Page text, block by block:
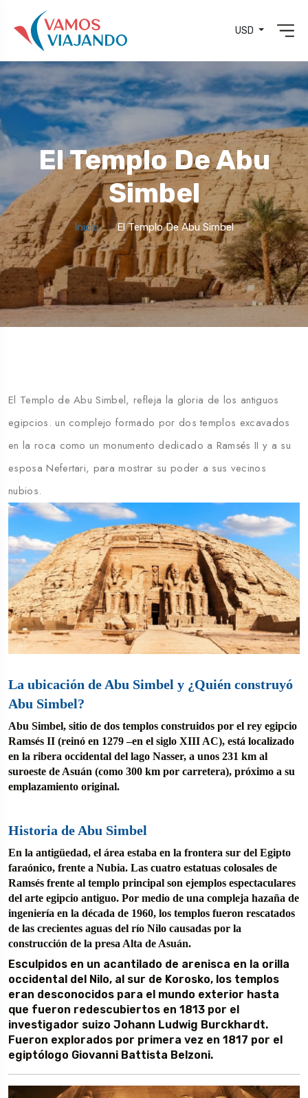
USD
El Templo De Abu
Simbel
Inicio El Templo De Abu Simbel
El Templo de Abu Simbel, refleja la gloria de los antiguos
egipcios. un complejo formado por dos templos excavados
en la roca como un monumento dedicado a Ramsés II y a su
esposa Nefertari, para mostrar su poder a sus vecinos
nubios.
La ubicación de Abu Simbel y ¿Quién construyó
Abu Simbel?
Abu Simbel, sitio de dos templos construidos por el rey egipcio
Ramsés II (reinó en 1279 –en el siglo XIII AC), está localizado
en la ribera occidental del lago Nasser, a unos 231 km al
suroeste de Asuán (como 300 km por carretera), próximo a su
emplazamiento original.
Historia de Abu Simbel
En la antigüedad, el área estaba en la frontera sur del Egipto
faraónico, frente a Nubia. Las cuatro estatuas colosales de
Ramsés frente al templo principal son ejemplos espectaculares
del arte egipcio antiguo. Por medio de una compleja hazaña de
ingeniería en la década de 1960, los templos fueron rescatados
de las crecientes aguas del río Nilo causadas por la
construcción de la presa Alta de Asuán.
Esculpidos en un acantilado de arenisca en la orilla
occidental del Nilo, al sur de Korosko, los templos
eran desconocidos para el mundo exterior hasta
que fueron redescubiertos en 1813 por el
investigador suizo Johann Ludwig Burckhardt.
Fueron explorados por primera vez en 1817 por el
egiptólogo Giovanni Battista Belzoni.